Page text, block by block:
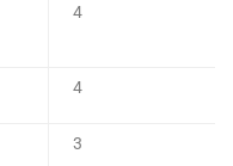
4
4
3